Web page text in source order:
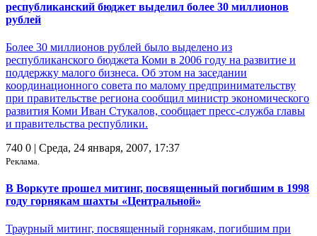
республиканский бюджет выделил более 30 миллионов
рублей
Более 30 миллионов рублей было выделено из
республиканского бюджета Коми в 2006 году на развитие и
поддержку малого бизнеса. Об этом на заседании
координационного совета по малому предпринимательству
при правительстве региона сообщил министр экономического
развития Коми Иван Стукалов, сообщает пресс-служба главы
и правительства республики.
740 0 | Среда, 24 января, 2007, 17:37
Реклама.
В Воркуте прошел митинг, посвященный погибшим в 1998
году горнякам шахты «Центральной»
Траурный митинг, посвященный горнякам, погибшим при